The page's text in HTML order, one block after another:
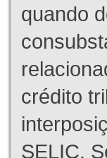
quando
crédito
SELIC.